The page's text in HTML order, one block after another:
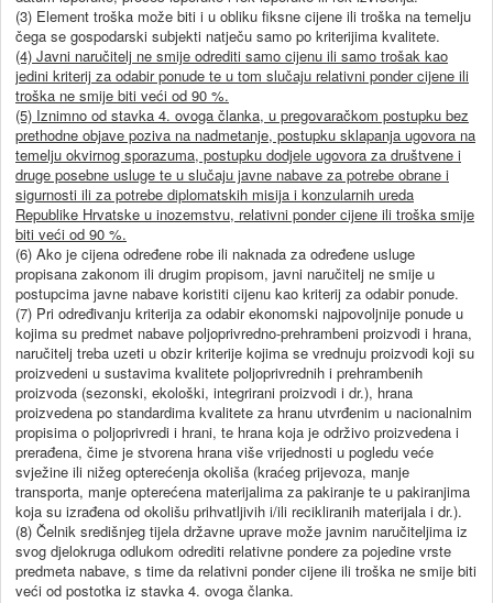
(3) Element troška može biti i u obliku fiksne cijene ili troška na temelju
čega se gospodarski subjekti natječu samo po kriterijima kvalitete.
(4) Javni naručitelj ne smije odrediti samo cijenu ili samo trošak kao
jedini kriterij za odabir ponude te u tom slučaju relativni ponder cijene ili
troška ne smije biti veći od 90 %.
(5) Iznimno od stavka 4. ovoga članka, u pregovaračkom postupku bez
prethodne objave poziva na nadmetanje, postupku sklapanja ugovora na
temelju okvirnog sporazuma, postupku dodjele ugovora za društvene i
druge posebne usluge te u slučaju javne nabave za potrebe obrane i
sigurnosti ili za potrebe diplomatskih misija i konzularnih ureda
Republike Hrvatske u inozemstvu, relativni ponder cijene ili troška smije
biti veći od 90 %.
(6) Ako je cijena određene robe ili naknada za određene usluge
propisana zakonom ili drugim propisom, javni naručitelj ne smije u
postupcima javne nabave koristiti cijenu kao kriterij za odabir ponude.
(7) Pri određivanju kriterija za odabir ekonomski najpovoljnije ponude u
kojima su predmet nabave poljoprivredno-prehrambeni proizvodi i hrana,
naručitelj treba uzeti u obzir kriterije kojima se vrednuju proizvodi koji su
proizvedeni u sustavima kvalitete poljoprivrednih i prehrambenih
proizvoda (sezonski, ekološki, integrirani proizvodi i dr.), hrana
proizvedena po standardima kvalitete za hranu utvrđenim u nacionalnim
propisima o poljoprivredi i hrani, te hrana koja je održivo proizvedena i
prerađena, čime je stvorena hrana više vrijednosti u pogledu veće
svježine ili nižeg opterećenja okoliša (kraćeg prijevoza, manje
transporta, manje opterećena materijalima za pakiranje te u pakiranjima
koja su izrađena od okolišu prihvatljivih i/ili recikliranih materijala i dr.).
(8) Čelnik središnjeg tijela državne uprave može javnim naručiteljima iz
svog djelokruga odlukom odrediti relativne pondere za pojedine vrste
predmeta nabave, s time da relativni ponder cijene ili troška ne smije biti
veći od postotka iz stavka 4. ovoga članka.